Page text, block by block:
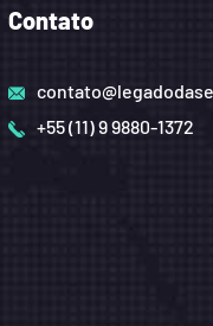
Contato
+55 (11) 9 9880-1372